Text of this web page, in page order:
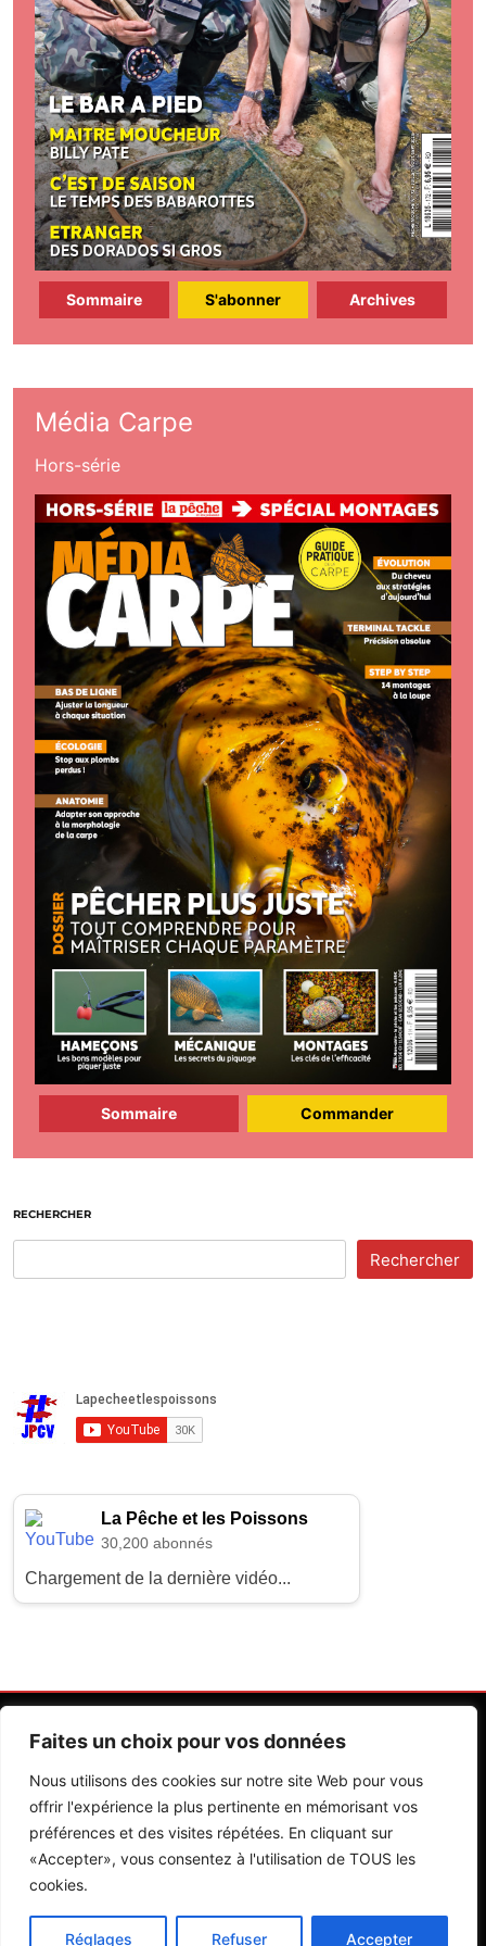
Faites un choix pour vos données
Nous utilisons des cookies sur notre site Web pour vous
offrir l'expérience la plus pertinente en mémorisant vos
préférences et des visites répétées. En cliquant sur
«Accepter», vous consentez à l'utilisation de TOUS les
cookies.
Réglages Refuser Accepter
Sommaire S'abonner Archives
Média Carpe
Hors-série
Sommaire Commander
RECHERCHER
Rechercher
La Pêche et les Poissons
30,200 abonnés
Chargement de la dernière vidéo...
Contactez Nos Rédactions Mentions Légales